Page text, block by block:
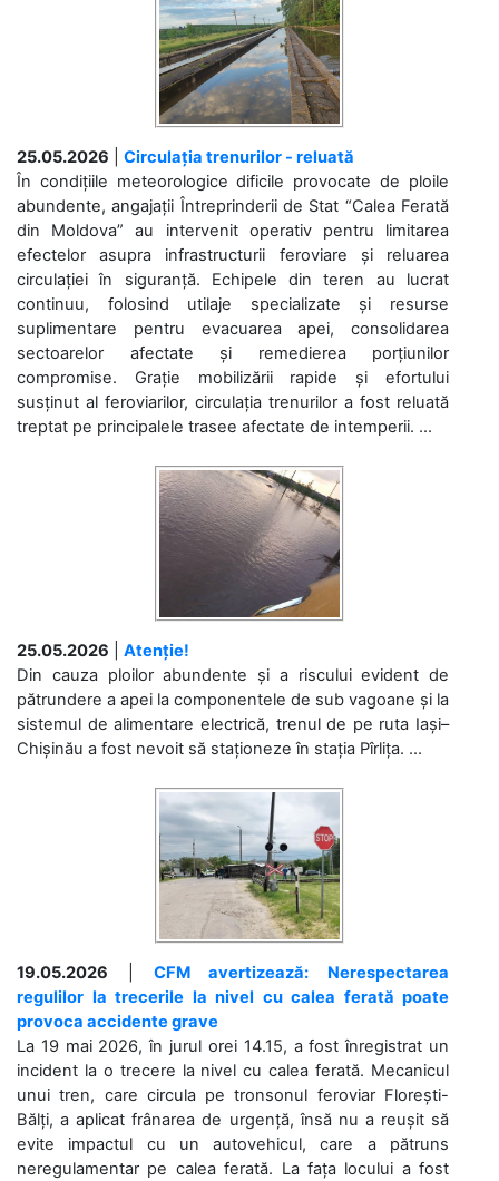
25.05.2026
Circulația trenurilor - reluată
În condițiile meteorologice dificile provocate de ploile
abundente, angajații Întreprinderii de Stat “Calea Ferată
din Moldova” au intervenit operativ pentru limitarea
efectelor asupra infrastructurii feroviare și reluarea
circulației în siguranță. Echipele din teren au lucrat
continuu, folosind utilaje specializate și resurse
suplimentare pentru evacuarea apei, consolidarea
sectoarelor afectate și remedierea porțiunilor
compromise. Grație mobilizării rapide și efortului
susținut al feroviarilor, circulația trenurilor a fost reluată
treptat pe principalele trasee afectate de intemperii. ...
25.05.2026
Atenție!
Din cauza ploilor abundente și a riscului evident de
pătrundere a apei la componentele de sub vagoane și la
sistemul de alimentare electrică, trenul de pe ruta Iași–
Chișinău a fost nevoit să staționeze în stația Pîrlița. ...
19.05.2026
CFM avertizează: Nerespectarea
regulilor la trecerile la nivel cu calea ferată poate
provoca accidente grave
La 19 mai 2026, în jurul orei 14.15, a fost înregistrat un
incident la o trecere la nivel cu calea ferată. Mecanicul
unui tren, care circula pe tronsonul feroviar Florești-
Bălți, a aplicat frânarea de urgență, însă nu a reușit să
evite impactul cu un autovehicul, care a pătruns
neregulamentar pe calea ferată. La fața locului a fost